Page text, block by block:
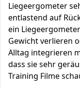
Liegeergometer
entlastend auf
ein
Gewicht verlieren
Alltag integrieren
dass sie sehr
Training Filme